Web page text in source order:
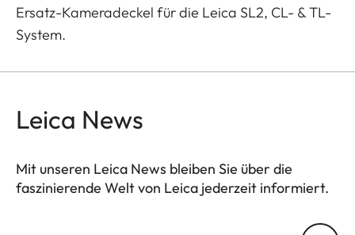
Ersatz-Kameradeckel für die Leica SL2, CL- & TL-
System.
Leica News
Mit unseren Leica News bleiben Sie über die
faszinierende Welt von Leica jederzeit informiert.